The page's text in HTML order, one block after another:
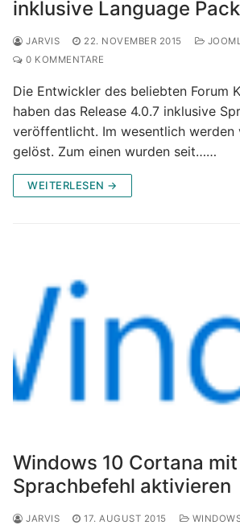
inklusive Language Pack
JARVIS 22. NOVEMBER 2015
0 KOMMENTARE
Die Entwickler des beliebten Forum
haben das Release 4.0.7 inklusive
veröffentlicht. Im wesentlich werden
gelöst. Zum einen wurden seit……
WEITERLESEN →
Windows 10 Cortana mit
Sprachbefehl aktivieren
JARVIS 17. AUGUST 2015